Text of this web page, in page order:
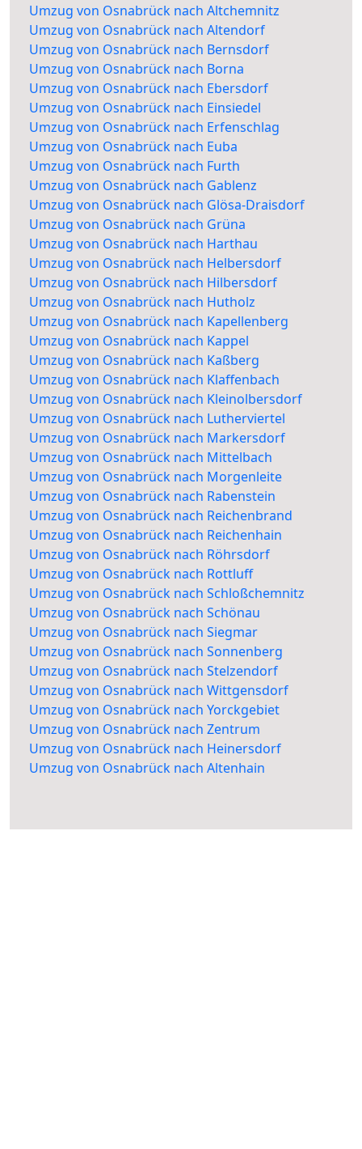
Umzug von Osnabrück nach Altchemnitz
Umzug von Osnabrück nach Altendorf
Umzug von Osnabrück nach Bernsdorf
Umzug von Osnabrück nach Borna
Umzug von Osnabrück nach Ebersdorf
Umzug von Osnabrück nach Einsiedel
Umzug von Osnabrück nach Erfenschlag
Umzug von Osnabrück nach Euba
Umzug von Osnabrück nach Furth
Umzug von Osnabrück nach Gablenz
Umzug von Osnabrück nach Glösa-Draisdorf
Umzug von Osnabrück nach Grüna
Umzug von Osnabrück nach Harthau
Umzug von Osnabrück nach Helbersdorf
Umzug von Osnabrück nach Hilbersdorf
Umzug von Osnabrück nach Hutholz
Umzug von Osnabrück nach Kapellenberg
Umzug von Osnabrück nach Kappel
Umzug von Osnabrück nach Kaßberg
Umzug von Osnabrück nach Klaffenbach
Umzug von Osnabrück nach Kleinolbersdorf
Umzug von Osnabrück nach Lutherviertel
Umzug von Osnabrück nach Markersdorf
Umzug von Osnabrück nach Mittelbach
Umzug von Osnabrück nach Morgenleite
Umzug von Osnabrück nach Rabenstein
Umzug von Osnabrück nach Reichenbrand
Umzug von Osnabrück nach Reichenhain
Umzug von Osnabrück nach Röhrsdorf
Umzug von Osnabrück nach Rottluff
Umzug von Osnabrück nach Schloßchemnitz
Umzug von Osnabrück nach Schönau
Umzug von Osnabrück nach Siegmar
Umzug von Osnabrück nach Sonnenberg
Umzug von Osnabrück nach Stelzendorf
Umzug von Osnabrück nach Wittgensdorf
Umzug von Osnabrück nach Yorckgebiet
Umzug von Osnabrück nach Zentrum
Umzug von Osnabrück nach Heinersdorf
Umzug von Osnabrück nach Altenhain